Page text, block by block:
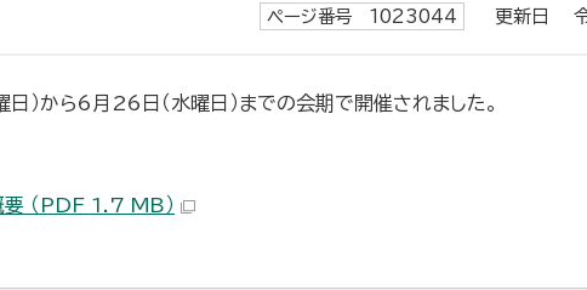
ページ番号 1023044 更新日 令
）から6月26日（水曜日）までの会期で開催されました。
（PDF 1.7 MB）